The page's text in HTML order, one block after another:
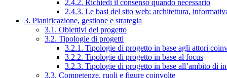
2.4.2. Richiedi il consenso quando necessario
2.4.3. Le basi del sito web: architettura,
3. Pianificazione, gestione e strategia
3.1. Obiettivi del progetto
3.2. Tipologie di progetti
3.2.1. Tipologie di progetto in base agli attori
3.2.2. Tipologie di progetto in base al focus
3.2.3. Tipologie di progetto in base all’ambito di
3.3. Competenze, ruoli e figure coinvolte